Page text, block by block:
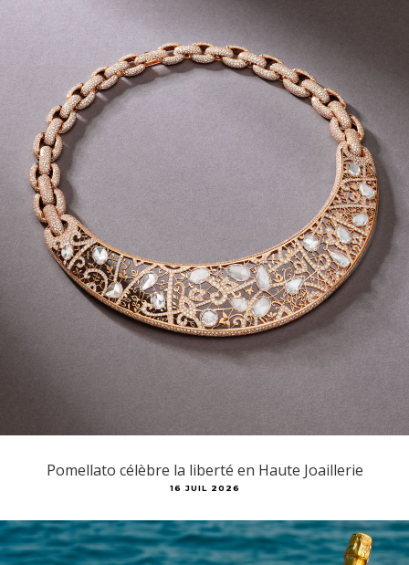
Pomellato célèbre la liberté en Haute Joaillerie
16 JUIL 2026